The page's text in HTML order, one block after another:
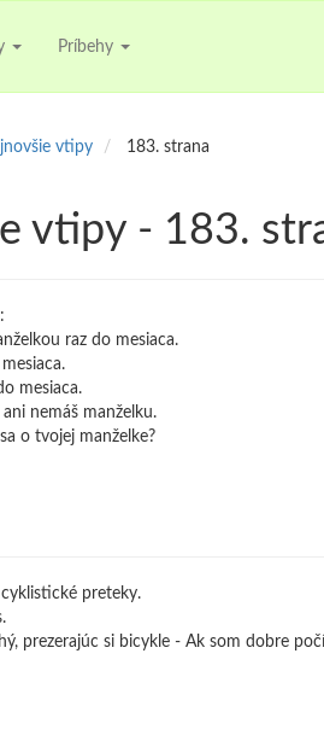
Príbehy
vtipy 183. strana
vtipy - 183.
raz do mesiaca.
mesiaca.
nemáš manželku.
o tvojej manželke?
preteky.
prezerajúc si bicykle - Ak som dobre